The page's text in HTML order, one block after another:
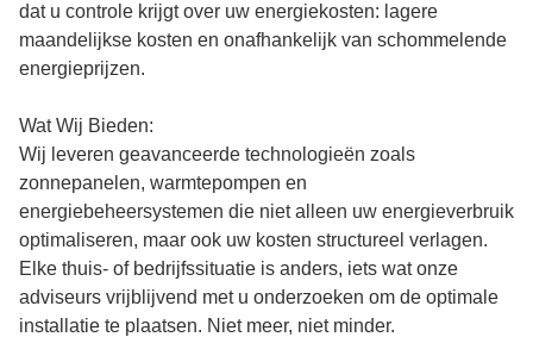
dat u controle krijgt over uw energiekosten: lagere
maandelijkse kosten en onafhankelijk van schommelende
energieprijzen.
Wat Wij Bieden:
Wij leveren geavanceerde technologieën zoals
zonnepanelen, warmtepompen en
energiebeheersystemen die niet alleen uw energieverbruik
optimaliseren, maar ook uw kosten structureel verlagen.
Elke thuis- of bedrijfssituatie is anders, iets wat onze
adviseurs vrijblijvend met u onderzoeken om de optimale
installatie te plaatsen. Niet meer, niet minder.